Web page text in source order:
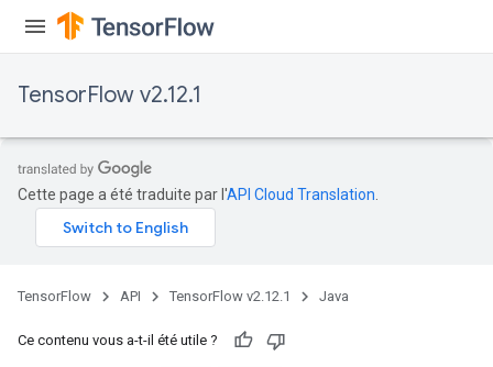
TensorFlow v2.12.1
Cette page a été traduite par l'API Cloud Translation
TensorFlow API TensorFlow v2.12.1 Java
Ce contenu vous a-t-il été utile ?